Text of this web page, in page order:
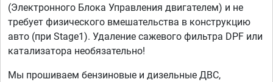
(Электронного Блока Управления двигателем) и не
требует физического вмешательства в конструкцию
авто (при Stage1). Удаление сажевого фильтра DPF или
катализатора необязательно!
Мы прошиваем бензиновые и дизельные ДВС,